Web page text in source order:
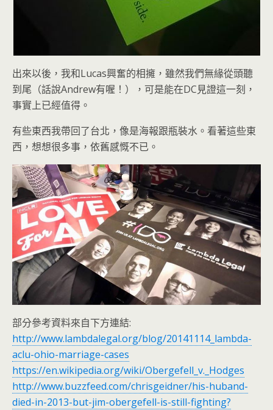
出來以後，我和Lucas興奮的相擁，雖然我們無緣從頭聽
到尾（話說Andrew有喔！），可是能在DC見證這一刻，
事實上已經值得。
有些東西我帶回了台北，像是海報跟瓶裝水。看著這些東
西，想想很多事，依舊感慨不已。
部分參考資料來自下方連結:
http://www.lambdalegal.org/blog/20141114_lambda-
aclu-ohio-marriage-cases
https://en.wikipedia.org/wiki/Obergefell_v._Hodges
http://www.buzzfeed.com/chrisgeidner/his-huband-
died-in-2013-but-jim-obergefell-is-still-fighting?